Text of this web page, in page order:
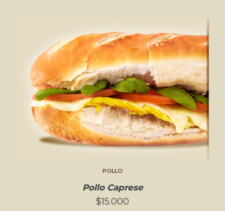
POLLO
Pollo Caprese
$15.000